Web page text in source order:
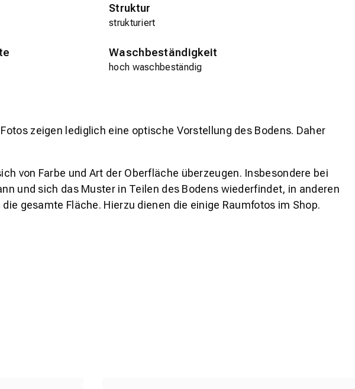
Struktur
strukturiert
Waschbeständigkeit
hoch waschbeständig
zeigen lediglich eine optische Vorstellung des Bodens. Daher
von Farbe und Art der Oberfläche überzeugen. Insbesondere bei
und sich das Muster in Teilen des Bodens wiederfindet, in anderen
gesamte Fläche. Hierzu dienen die einige Raumfotos im Shop.